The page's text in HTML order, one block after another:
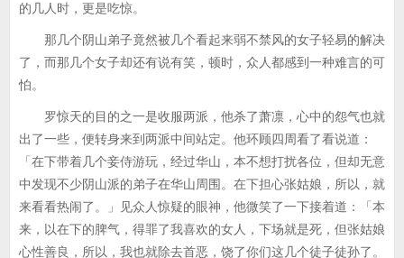
的几人时，更是吃惊。
那几个阴山弟子竟然被几个看起来弱不禁风的女子轻易的解决
了，而那几个女子却还有说有笑，顿时，众人都感到一种难言的可
怕。
罗惊天的目的之一是收服两派，他杀了萧凛，心中的怨气也就
出了一些，便转身来到两派中间站定。他环顾四周看了看说道：
「在下带着几个妾侍游玩，经过华山，本不想打扰各位，但却无意
中发现不少阴山派的弟子在华山周围。在下担心张姑娘，所以，就
来看看热闹了。」见众人惊疑的眼神，他微笑了一下接着道：「本
来，以在下的脾气，得罪了我喜欢的女人，下场就是死，但张姑娘
心性善良，所以，我也就除去首恶，饶了你们这几个徒子徒孙了。